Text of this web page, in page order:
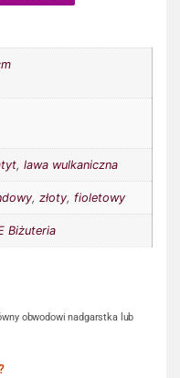
, lawa wulkaniczna
, złoty, fioletowy
Biżuteria
obwodowi nadgarstka lub